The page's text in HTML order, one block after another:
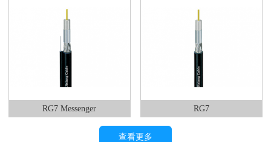
RG7 Messenger RG7
查看更多